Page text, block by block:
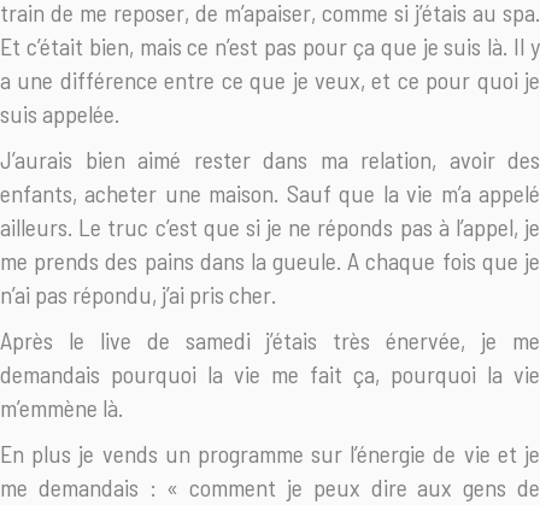
train de me reposer, de m’apaiser, comme si j’étais au spa.
Et c’était bien, mais ce n’est pas pour ça que je suis là. Il y
a une différence entre ce que je veux, et ce pour quoi je
suis appelée.
J’aurais bien aimé rester dans ma relation, avoir des
enfants, acheter une maison. Sauf que la vie m’a appelé
ailleurs. Le truc c’est que si je ne réponds pas à l’appel, je
me prends des pains dans la gueule. A chaque fois que je
n’ai pas répondu, j’ai pris cher.
Après le live de samedi j’étais très énervée, je me
demandais pourquoi la vie me fait ça, pourquoi la vie
m’emmène là.
En plus je vends un programme sur l’énergie de vie et je
me demandais : « comment je peux dire aux gens de